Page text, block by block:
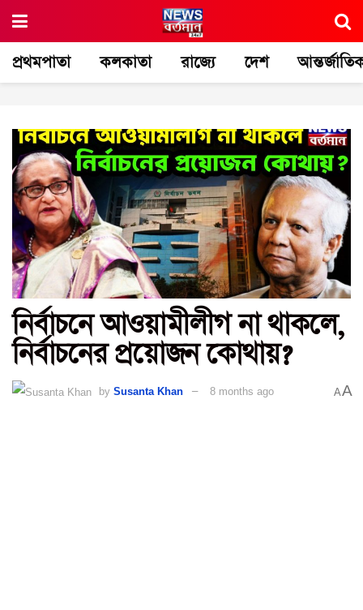
প্রথমপাতা কলকাতা রাজ্যে দেশ
নির্বাচনে আওয়ামীলীগ না থাকলে,
নির্বাচনের প্রয়োজন কোথায়?
by Susanta Khan 8 months ago AA